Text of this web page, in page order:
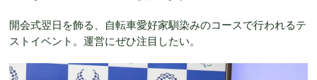
開会式翌日を飾る、自転車愛好家馴染みのコースで行われるテ
ストイベント。運営にぜひ注目したい。